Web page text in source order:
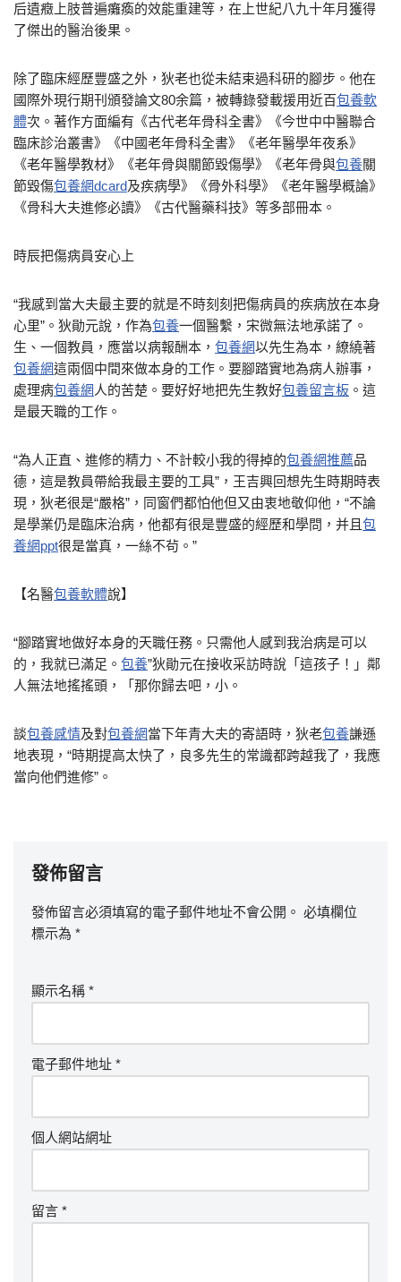
后遺癥上肢普遍癱瘓的效能重建等，在上世紀八九十年月獲得
了傑出的醫治後果。
除了臨床經歷豐盛之外，狄老也從未結束過科研的腳步。他在
國際外現行期刊頒發論文80余篇，被轉錄發載援用近百包養軟
體次。著作方面編有《古代老年骨科全書》《今世中中醫聯合
臨床診治叢書》《中國老年骨科全書》《老年醫學年夜系》
《老年醫學教材》《老年骨與關節毀傷學》《老年骨與包養關
節毀傷包養網dcard及疾病學》《骨外科學》《老年醫學概論》
《骨科大夫進修必讀》《古代醫藥科技》等多部冊本。
時辰把傷病員安心上
“我感到當大夫最主要的就是不時刻刻把傷病員的疾病放在本身
心里”。狄勛元說，作為包養一個醫繫，宋微無法地承諾了。
生、一個教員，應當以病報酬本， 包養網以先生為本，繚繞著
包養網這兩個中間來做本身的工作。要腳踏實地為病人辦事，
處理病包養網 人的苦楚。要好好地把先生教好包養留言板 。這
是最天職的工作。
“為人正直、進修的精力、不計較小我的得掉的包養網推薦品
德，這是教員帶給我最主要的工具”，王吉興回想先生時期時表
現，狄老很是“嚴格”，同窗們都怕他但又由衷地敬仰他，“不論
是學業仍是臨床治病，他都有很是豐盛的經歷和學問，并且 包
養網ppt很是當真，一絲不茍。”
【名醫包養軟體說】
“腳踏實地做好本身的天職任務。只需他人感到我治病是可以
的，我就已滿足。 包養”狄勛元在接收采訪時說「這孩子！」鄰
人無法地搖搖頭，「那你歸去吧，小。
談包養感情及對包養網當下年青大夫的寄語時，狄老包養謙遜
地表現，“時期提高太快了，良多先生的常識都跨越我了，我應
當向他們進修”。
發佈留言
發佈留言必須填寫的電子郵件地址不會公開。 必填欄位
標示為 *
顯示名稱 *
電子郵件地址 *
個人網站網址
留言 *